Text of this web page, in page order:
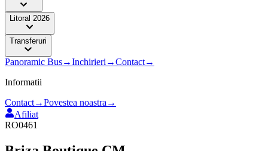
Litoral 2026
Transferuri
Panoramic Bus→Inchirieri →Contact→
Informatii
Contact→Povestea noastra →
Afiliat
RO0461